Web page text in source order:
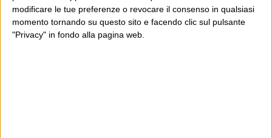
modificare le tue preferenze o revocare il consenso in qualsiasi
momento tornando su questo sito e facendo clic sul pulsante
"Privacy" in fondo alla pagina web.
Cinquantaquattro contro quarantasei